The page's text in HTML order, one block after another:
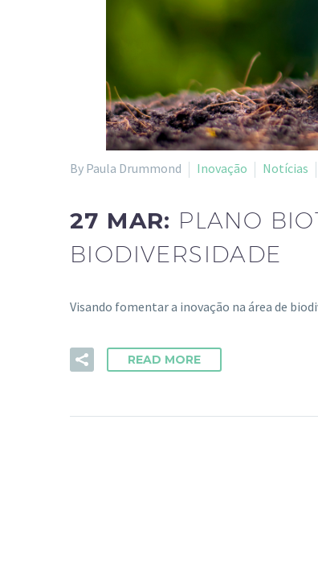
By Paula Drummond Inovação Notícias
27 MAR: PLANO
BIODIVERSIDADE
Visando fomentar a inovação na área de
READ MORE